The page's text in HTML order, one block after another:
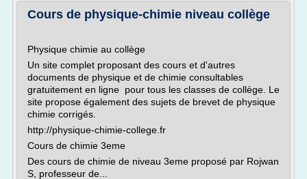
Cours de physique-chimie niveau collège
Physique chimie au collège
Un site complet proposant des cours et d'autres
documents de physique et de chimie consultables
gratuitement en ligne pour tous les classes de collège. Le
site propose également des sujets de brevet de physique
chimie corrigés.
http://physique-chimie-college.fr
Cours de chimie 3eme
Des cours de chimie de niveau 3eme proposé par Rojwan
S, professeur de...